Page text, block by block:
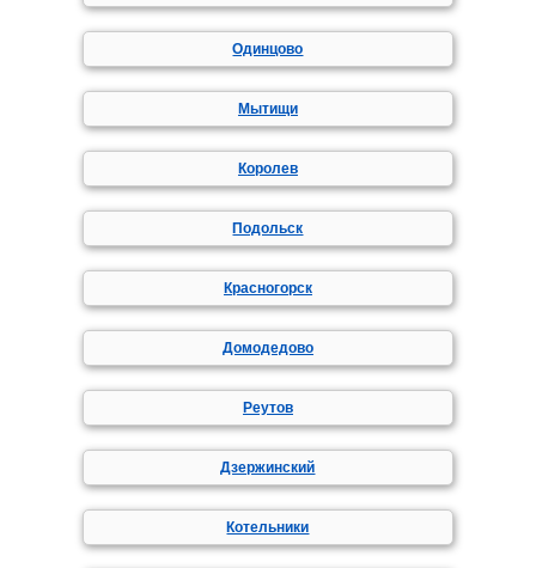
Одинцово
Мытищи
Королев
Подольск
Красногорск
Домодедово
Реутов
Дзержинский
Котельники